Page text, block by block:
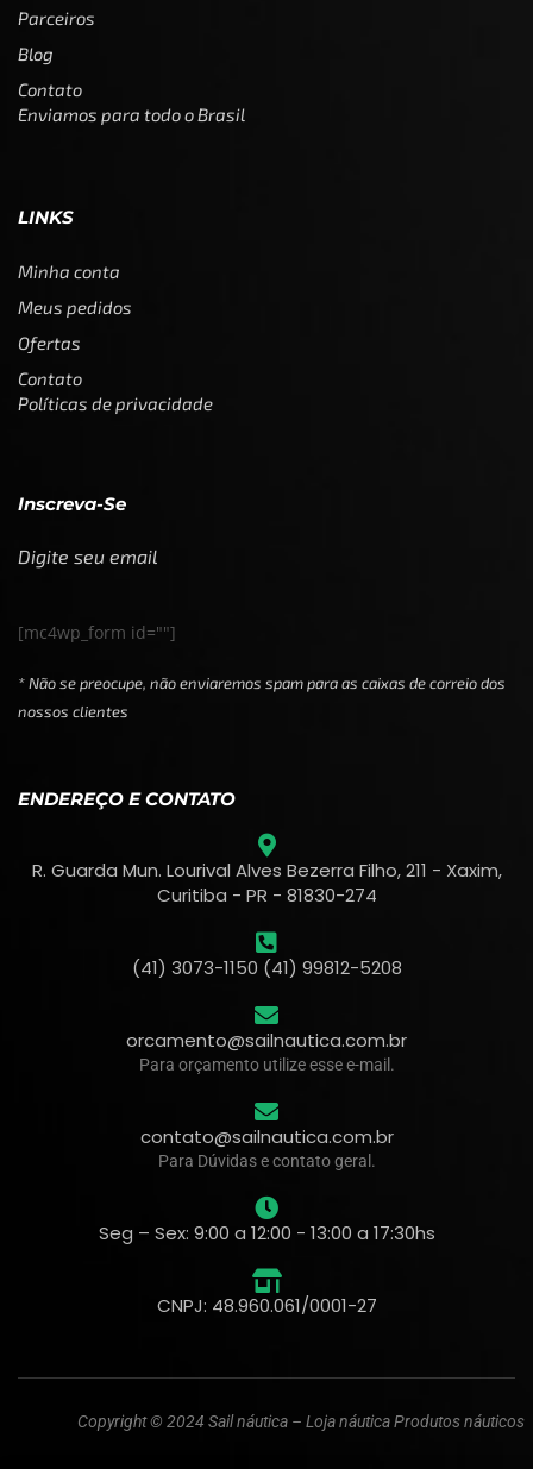
Parceiros
Blog
Contato
Enviamos para todo o Brasil
LINKS
Minha conta
Meus pedidos
Ofertas
Contato
Políticas de privacidade
Inscreva-Se
Digite seu email
[mc4wp_form id=""]
* Não se preocupe, não enviaremos spam para as caixas de correio dos
nossos clientes
ENDEREÇO E CONTATO
R. Guarda Mun. Lourival Alves Bezerra Filho, 211 - Xaxim,
Curitiba - PR - 81830-274
(41) 3073-1150 (41) 99812-5208
orcamento@sailnautica.com.br
Para orçamento utilize esse e-mail.
contato@sailnautica.com.br
Para Dúvidas e contato geral.
Seg – Sex: 9:00 a 12:00 - 13:00 a 17:30hs
CNPJ: 48.960.061/0001-27
Copyright © 2024 Sail náutica – Loja náutica Produtos náuticos